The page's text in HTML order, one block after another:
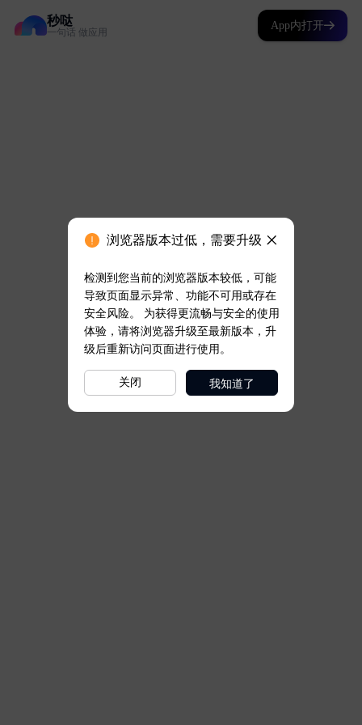
秒哒
一句话 做应用
App内打开
浏览器版本过低，需要升级
检测到您当前的浏览器版本较低，可能
导致页面显示异常、功能不可用或存在
安全风险。 为获得更流畅与安全的使用
体验，请将浏览器升级至最新版本，升
级后重新访问页面进行使用。
关闭 我知道了